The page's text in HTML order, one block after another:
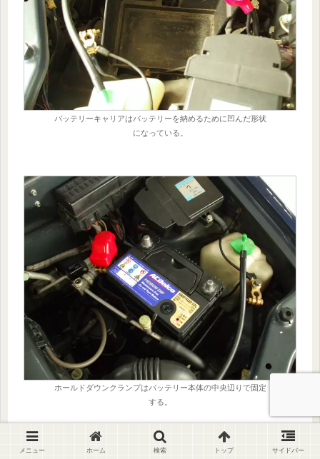
バッテリーキャリアはバッテリーを納めるために凹んだ形状
になっている。
ホールドダウンクランプはバッテリー本体の中央辺りで固定
する。
固定する位置が決まったら、ホールドダウンクラン
プのフックがバッテリーキャリアの穴にしっかりと
メニュー ホーム 検索 トップ サイドバー